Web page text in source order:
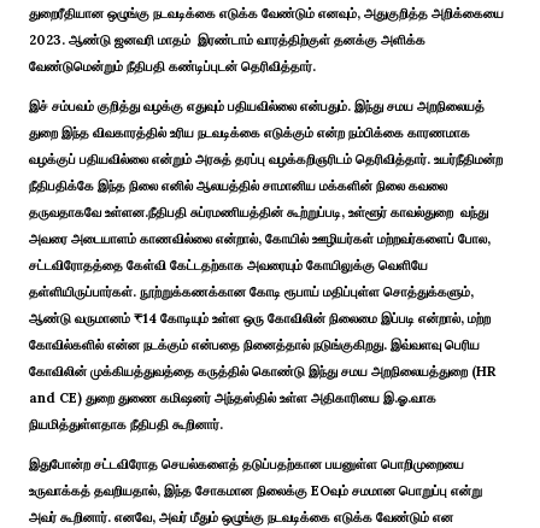
துறைரீதியான ஒழுங்கு நடவடிக்கை எடுக்க வேண்டும் எனவும், அதுகுறித்த அறிக்கையை
2023. ஆண்டு ஜனவரி மாதம் இரண்டாம் வாரத்திற்குள் தனக்கு அளிக்க
வேண்டுமென்றும் நீதிபதி கண்டிப்புடன் தெரிவித்தார்.
இச் சம்பவம் குறித்து வழக்கு எதுவும் பதியவில்லை என்பதும். இந்து சமய அறநிலையத்
துறை இந்த விவகாரத்தில் உரிய நடவடிக்கை எடுக்கும் என்ற நம்பிக்கை காரணமாக
வழக்குப் பதியவில்லை என்றும் அரசுத் தரப்பு வழக்கறிஞரிடம் தெரிவித்தார். உயர்நீதிமன்ற
நீதிபதிக்கே இந்த நிலை எனில் ஆலயத்தில் சாமானிய மக்களின் நிலை கவலை
தருவதாகவே உள்ளன.நீதிபதி சுப்ரமணியத்தின் கூற்றுப்படி, உள்ளூர் காவல்துறை வந்து
அவரை அடையாளம் காணவில்லை என்றால், கோயில் ஊழியர்கள் மற்றவர்களைப் போல,
சட்டவிரோதத்தை கேள்வி கேட்டதற்காக அவரையும் கோயிலுக்கு வெளியே
தள்ளியிருப்பார்கள். நூற்றுக்கணக்கான கோடி ரூபாய் மதிப்புள்ள சொத்துக்களும்,
ஆண்டு வருமானம் ₹14 கோடியும் உள்ள ஒரு கோவிலின் நிலைமை இப்படி என்றால், மற்ற
கோவில்களில் என்ன நடக்கும் என்பதை நினைத்தால் நடுங்குகிறது. இவ்வளவு பெரிய
கோவிலின் முக்கியத்துவத்தை கருத்தில் கொண்டு இந்து சமய அறநிலையத்துறை (HR
and CE) துறை துணை கமிஷனர் அந்தஸ்தில் உள்ள அதிகாரியை இ.ஓ.வாக
நியமித்துள்ளதாக நீதிபதி கூறினார்.
இதுபோன்ற சட்டவிரோத செயல்களைத் தடுப்பதற்கான பயனுள்ள பொறிமுறையை
உருவாக்கத் தவறியதால், இந்த சோகமான நிலைக்கு EOவும் சமமான பொறுப்பு என்று
அவர் கூறினார். எனவே, அவர் மீதும் ஒழுங்கு நடவடிக்கை எடுக்க வேண்டும் என